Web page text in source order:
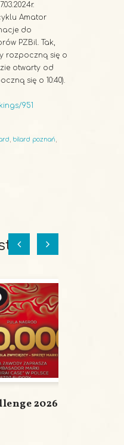
Amator
do
PZBil. Tak,
rozpoczną się o
otwarty od
się o 10:40).
951
bilard poznań
2026